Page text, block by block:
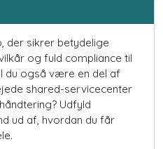
der sikrer betydelige
og fuld compliance til
du også være en del af
shared-servicecenter
Udfyld
ud af, hvordan du får